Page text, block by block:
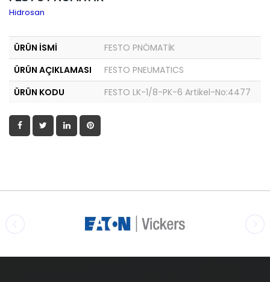
Hidrosan
ÜRÜN İSMİ
FESTO PNÖMATİK
ÜRÜN AÇIKLAMASI
FESTO PNEUMATICS
ÜRÜN KODU
FESTO LK-1/8-PK-6 Artikel-No:4477